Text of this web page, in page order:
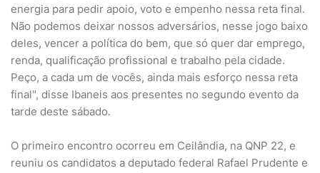
energia para pedir apoio, voto e empenho nessa reta final.
Não podemos deixar nossos adversários, nesse jogo baixo
deles, vencer a política do bem, que só quer dar emprego,
renda, qualificação profissional e trabalho pela cidade.
Peço, a cada um de vocês, ainda mais esforço nessa reta
final", disse Ibaneis aos presentes no segundo evento da
tarde deste sábado.
O primeiro encontro ocorreu em Ceilândia, na QNP 22, e
reuniu os candidatos a deputado federal Rafael Prudente e